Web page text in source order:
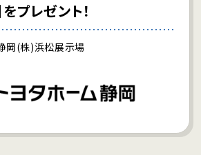
プレゼント！
岡(株)浜松展示場